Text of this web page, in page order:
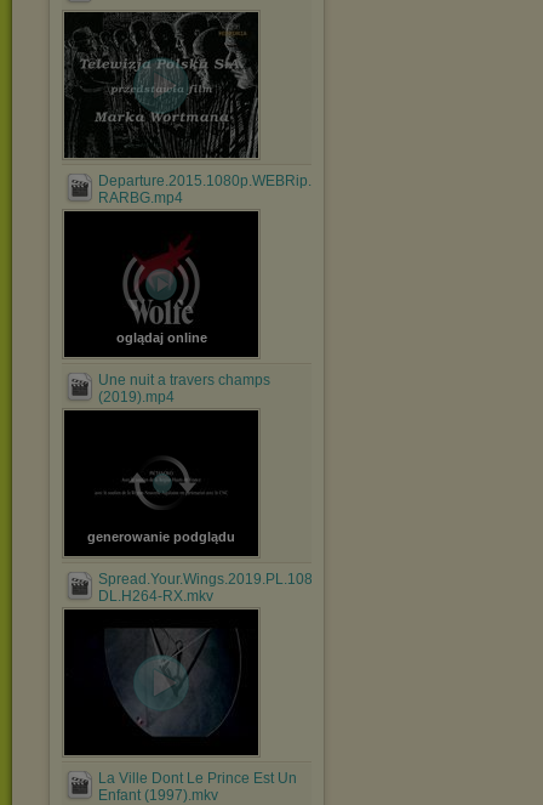
Departure.2015.1080p.WEBRip.x264-
RARBG.mp4
oglądaj online
Une nuit a travers champs
(2019).mp4
generowanie podglądu
Spread.Your.Wings.2019.PL.1080p.WEB-
DL.H264-RX.mkv
La Ville Dont Le Prince Est Un
Enfant (1997).mkv